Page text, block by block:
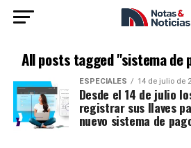
All posts tagged "sistema de
ESPECIALES 14 de julio de
Desde el 14 de julio
registrar sus llaves
nuevo sistema de